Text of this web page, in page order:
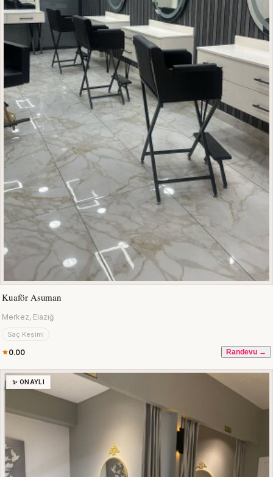
Kuaför Asuman
Merkez, Elazığ
Saç Kesimi
0.00 Randevu →
✨ ONAYLI